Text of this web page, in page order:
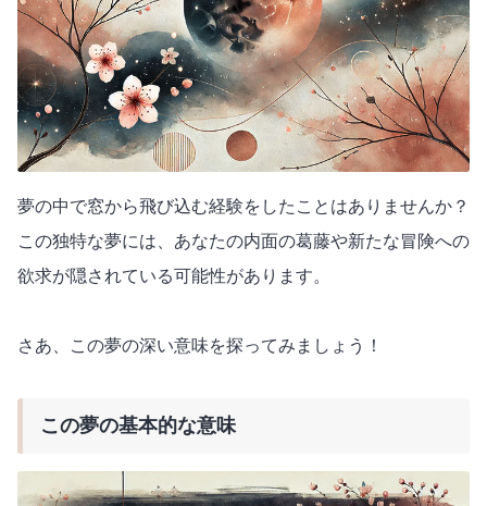
夢の中で窓から飛び込む経験をしたことはありませんか？
この独特な夢には、あなたの内面の葛藤や新たな冒険への
欲求が隠されている可能性があります。
さあ、この夢の深い意味を探ってみましょう！
この夢の基本的な意味